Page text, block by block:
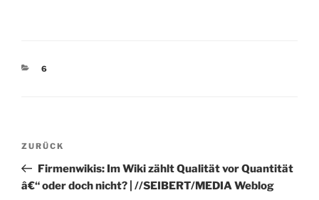
KATEGORIEN
6
Beitragsnavigation
Vorheriger
Beitrag
ZURÜCK
Firmenwikis: Im Wiki zählt Qualität vor Quantität
â€“ oder doch nicht? | //SEIBERT/MEDIA Weblog